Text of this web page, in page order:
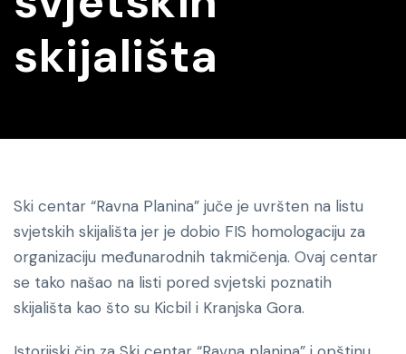
skijališta
Ski centar “Ravna Planina” juče je uvršten na listu
svjetskih skijališta jer je dobio FIS homologaciju za
organizaciju međunarodnih takmičenja. Ovaj centar
se tako našao na listi pored svjetski poznatih
skijališta kao što su Kicbil i Kranjska Gora.